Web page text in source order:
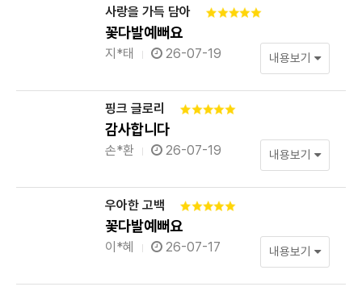
사랑을 가득 담아
꽃다발예뻐요
지*태 26-07-19 내용보기
핑크 글로리
감사합니다
손*환 26-07-19 내용보기
우아한 고백
꽃다발예뻐요
이*혜 26-07-17 내용보기